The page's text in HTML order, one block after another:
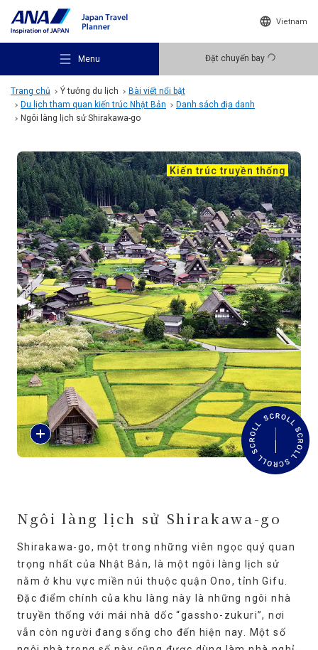
Vietnam
Menu Đặt chuyến bay
Gợi ý điểm đến
Ý tưởng du lịch
Điểm đến
Thông tin du lịch
Dịch vụ của ANA
Đóng
Trang chủ Ý tưởng du lịch
Bài viết nổi bật
Du lịch tham quan kiến trúc Nhật Bản
Danh sách địa danh
Ngôi làng lịch sử Shirakawa-go
Kiến trúc truyền thống
ọ
c
Ngôi làng lịch sử Shirakawa-go
Shirakawa-go, một trong những viên ngọc quý quan
trọng nhất của Nhật Bản, là một ngôi làng lịch sử
nằm ở khu vực miền núi thuộc quận Ono, tỉnh Gifu.
Đặc điểm chính của khu làng này là những ngôi nhà
truyền thống với mái nhà dốc “gassho-zukuri”, nơi
vẫn còn người đang sống cho đến hiện nay. Một số